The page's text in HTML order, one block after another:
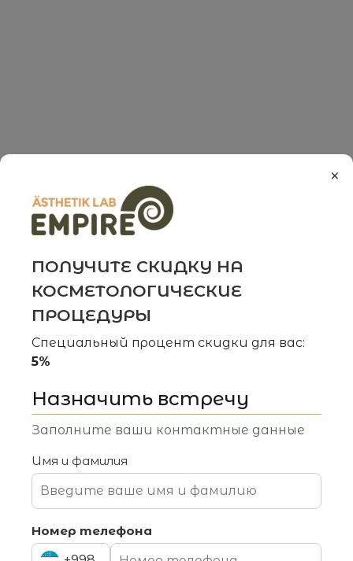
Назначить встречу
Заполните ваши контактные данные
×
ПОЛУЧИТЕ СКИДКУ НА
КОСМЕТОЛОГИЧЕСКИЕ
ПРОЦЕДУРЫ
Специальный процент скидки для вас:
5%
Назначить встречу
Заполните ваши контактные данные
Имя и фамилия
Номер телефона